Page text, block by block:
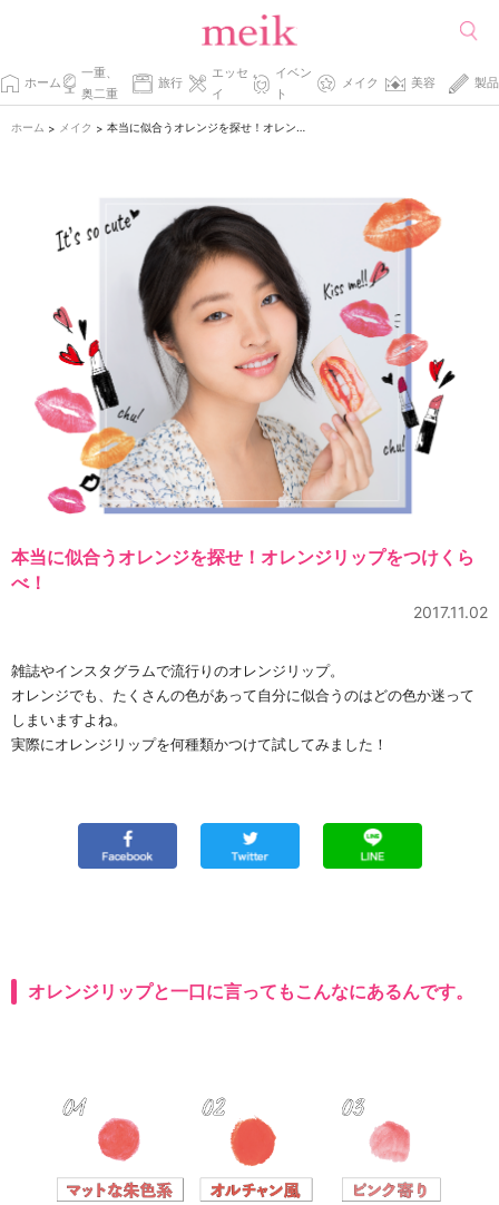
ホーム
一重、
奥二重
旅行
エッセ
イ
イベン
ト
メイク 美容 製品
ホーム > メイク > 本当に似合うオレンジを探せ！オレンジリップをつけくらべ！
本当に似合うオレンジを探せ！オレンジリップをつけくら
べ！
2017.11.02
雑誌やインスタグラムで流行りのオレンジリップ。
オレンジでも、たくさんの色があって自分に似合うのはどの色か迷って
しまいますよね。
実際にオレンジリップを何種類かつけて試してみました！
オレンジリップと一口に言ってもこんなにあるんです。